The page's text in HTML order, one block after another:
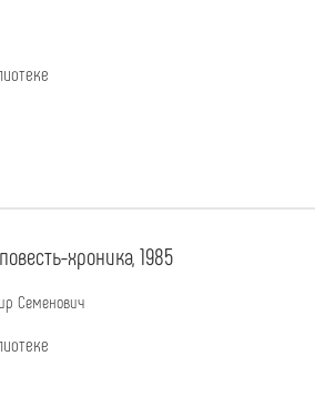
хроника, 1985
Семенович